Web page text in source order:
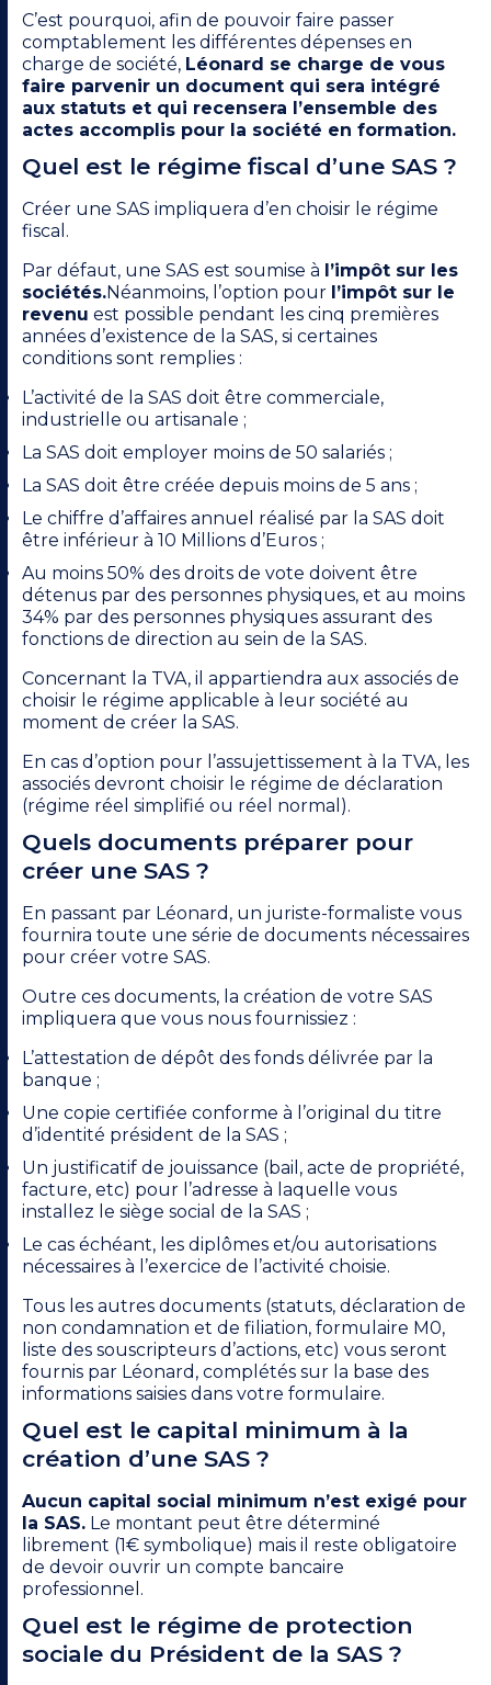
C’est pourquoi, afin de pouvoir faire passer
comptablement les différentes dépenses en
charge de société, Léonard se charge de vous
faire parvenir un document qui sera intégré
aux statuts et qui recensera l’ensemble des
actes accomplis pour la société en formation.
Quel est le régime fiscal d’une SAS ?
Créer une SAS impliquera d’en choisir le régime
fiscal.
Par défaut, une SAS est soumise à l’impôt sur les
sociétés.Néanmoins, l’option pour l’impôt sur le
revenu est possible pendant les cinq premières
années d’existence de la SAS, si certaines
conditions sont remplies :
L’activité de la SAS doit être commerciale,
industrielle ou artisanale ;
La SAS doit employer moins de 50 salariés ;
La SAS doit être créée depuis moins de 5 ans ;
Le chiffre d’affaires annuel réalisé par la SAS doit
être inférieur à 10 Millions d’Euros ;
Au moins 50% des droits de vote doivent être
détenus par des personnes physiques, et au moins
34% par des personnes physiques assurant des
fonctions de direction au sein de la SAS.
Concernant la TVA, il appartiendra aux associés de
choisir le régime applicable à leur société au
moment de créer la SAS.
En cas d’option pour l’assujettissement à la TVA, les
associés devront choisir le régime de déclaration
(régime réel simplifié ou réel normal).
Quels documents préparer pour
créer une SAS ?
En passant par Léonard, un juriste-formaliste vous
fournira toute une série de documents nécessaires
pour créer votre SAS.
Outre ces documents, la création de votre SAS
impliquera que vous nous fournissiez :
L’attestation de dépôt des fonds délivrée par la
banque ;
Une copie certifiée conforme à l’original du titre
d’identité président de la SAS ;
Un justificatif de jouissance (bail, acte de propriété,
facture, etc) pour l’adresse à laquelle vous
installez le siège social de la SAS ;
Le cas échéant, les diplômes et/ou autorisations
nécessaires à l’exercice de l’activité choisie.
Tous les autres documents (statuts, déclaration de
non condamnation et de filiation, formulaire M0,
liste des souscripteurs d’actions, etc) vous seront
fournis par Léonard, complétés sur la base des
informations saisies dans votre formulaire.
Quel est le capital minimum à la
création d’une SAS ?
Aucun capital social minimum n’est exigé pour
la SAS. Le montant peut être déterminé
librement (1€ symbolique) mais il reste obligatoire
de devoir ouvrir un compte bancaire
professionnel.
Quel est le régime de protection
sociale du Président de la SAS ?